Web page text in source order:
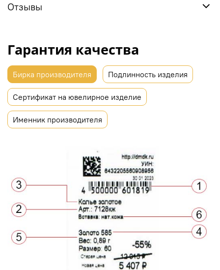
Отзывы
Гарантия качества
Бирка производителя Подлинность изделия
Сертификат на ювелирное изделие
Именник производителя